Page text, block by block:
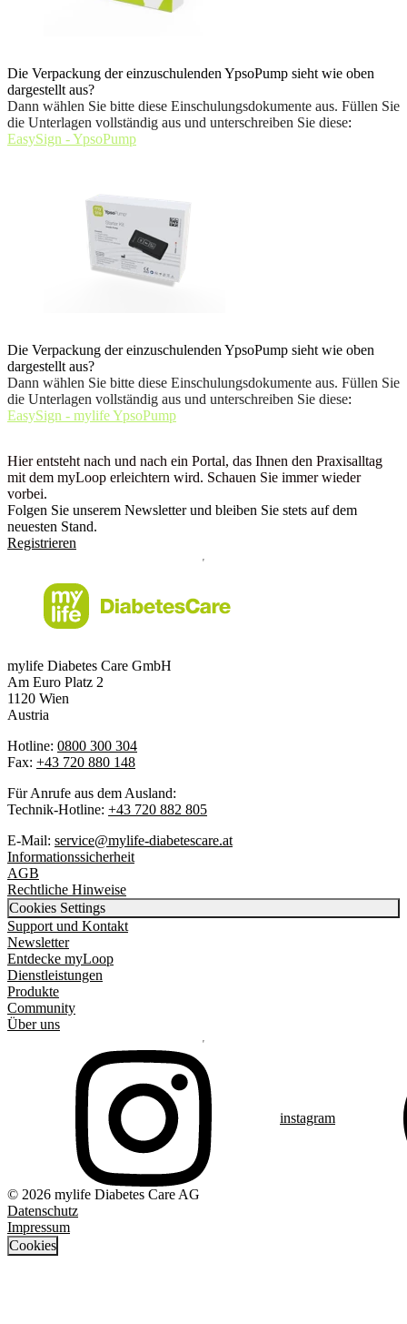
Die Verpackung der einzuschulenden YpsoPump sieht wie oben
dargestellt aus?
Dann wählen Sie bitte diese Einschulungsdokumente aus. Füllen Sie
die Unterlagen vollständig aus und unterschreiben Sie diese:
EasySign - YpsoPump
Die Verpackung der einzuschulenden YpsoPump sieht wie oben
dargestellt aus?
Dann wählen Sie bitte diese Einschulungsdokumente aus. Füllen Sie
die Unterlagen vollständig aus und unterschreiben Sie diese:
EasySign - mylife YpsoPump
Hier entsteht nach und nach ein Portal, das Ihnen den Praxisalltag
mit dem myLoop erleichtern wird. Schauen Sie immer wieder
vorbei.
Folgen Sie unserem Newsletter und bleiben Sie stets auf dem
neuesten Stand.
Registrieren
mylife Diabetes Care GmbH
Am Euro Platz 2
1120 Wien
Austria
Hotline: 0800 300 304
Fax: +43 720 880 148
Für Anrufe aus dem Ausland:
Technik-Hotline: +43 720 882 805
E-Mail: service@mylife-diabetescare.at
Informationssicherheit
AGB
Rechtliche Hinweise
Cookies Settings
Support und Kontakt
Newsletter
Entdecke myLoop
Dienstleistungen
Produkte
Community
Über uns
instagram
© 2026 mylife Diabetes Care AG
Datenschutz
Impressum
Cookies